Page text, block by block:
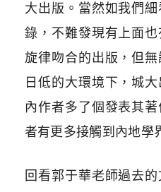
大出版。當然如我們
錄，不難發現有上面
旋律吻合的出版，但
日低的大環境下，城
內作者多了個發表其
者有更多接觸到內地學
回看郭于華老師過去